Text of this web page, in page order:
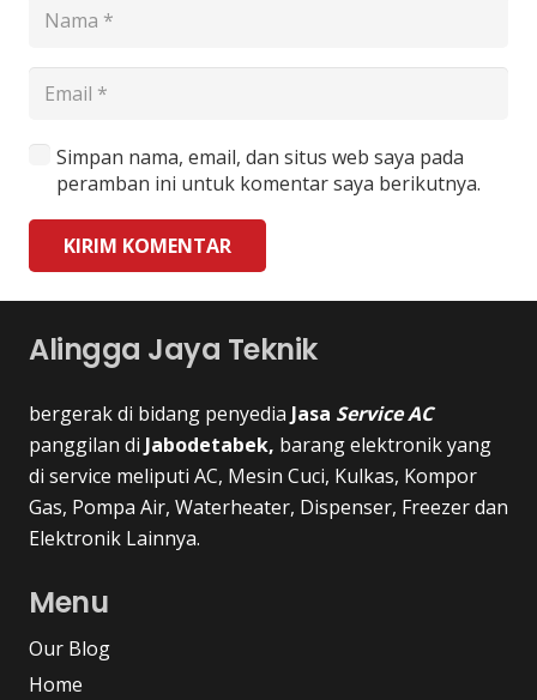
Simpan nama, email, dan situs web saya pada
peramban ini untuk komentar saya berikutnya.
KIRIM KOMENTAR
Alingga Jaya Teknik
bergerak di bidang penyedia Jasa Service AC
panggilan di Jabodetabek, barang elektronik yang
di service meliputi AC, Mesin Cuci, Kulkas, Kompor
Gas, Pompa Air, Waterheater, Dispenser, Freezer dan
Elektronik Lainnya.
Menu
Our Blog
Home